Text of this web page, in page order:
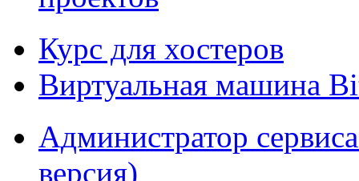
Курс для хостеров
Виртуальная машина
Администратор
версия)